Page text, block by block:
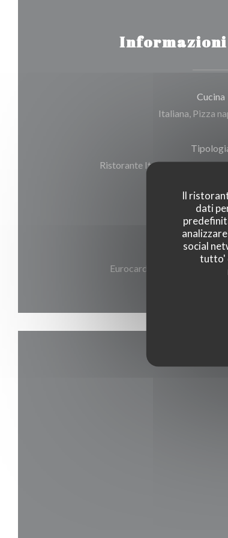
Il
dati
social
tutto'
Cucina
Italiana, Pizza
Ristorante Italiano, Pizza da
Servizi
Metodo di
Eurocard / Mastercard,